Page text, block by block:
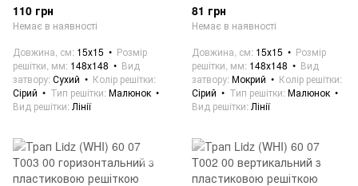
110 грн
Немає в наявності
Довжина, см 15х15
Розмір
решітки, мм 148х148
Вид
затвору Сухий
Колір решітки
Сірий
Тип решітки Малюнок
Вид решітки Лінії
81 грн
Немає в наявності
Довжина, см 15х15
Розмір
решітки, мм 148х148
Вид
затвору Мокрий
Колір решітки
Сірий
Тип решітки Малюнок
Вид решітки Лінії